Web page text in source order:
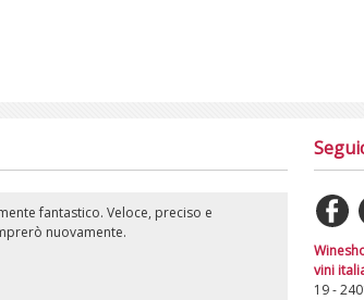
fantastico. Veloce, preciso e
nuovamente.
vini
19 -